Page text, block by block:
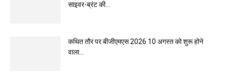
साइवर-ब्रंट की...
कथित तौर पर बीजीएमएस 2026 10 अगस्त को शुरू होने
वाला...